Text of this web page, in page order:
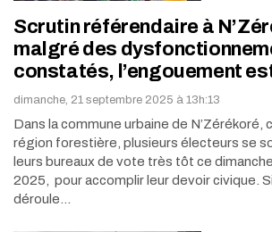
Scrutin référendaire à
malgré des
constatés, l’engouement
dimanche, 21 septembre 2025 à 13h:13
Dans la commune urbaine de N’Zérékoré,
région forestière, plusieurs électeurs se
leurs bureaux de vote très tôt ce
2025, pour accomplir leur devoir civique.
déroule…